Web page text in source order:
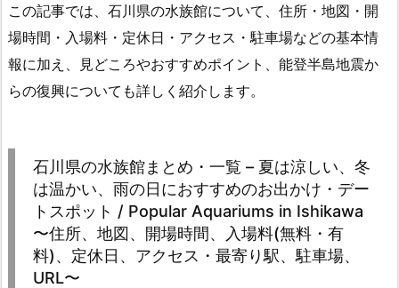
この記事では、石川県の水族館について、住所・地図・開
場時間・入場料・定休日・アクセス・駐車場などの基本情
報に加え、見どころやおすすめポイント、能登半島地震か
らの復興についても詳しく紹介します。
石川県の水族館まとめ・一覧 – 夏は涼しい、冬
は温かい、雨の日におすすめのお出かけ・デー
トスポット / Popular Aquariums in Ishikawa
〜住所、地図、開場時間、入場料(無料・有
料)、定休日、アクセス・最寄り駅、駐車場、
URL〜